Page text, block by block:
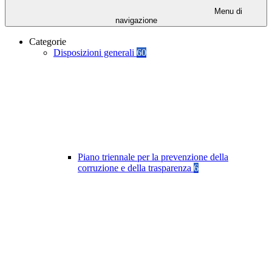
Menu di
navigazione
Categorie
Disposizioni generali 60
Piano triennale per la prevenzione della
corruzione e della trasparenza 6